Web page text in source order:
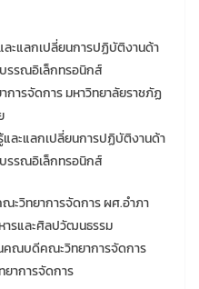
ะแลกเปลี่ยนการปฏิบัติงานด้า
บรรณอิเล็กทรอนิกส์
การจัดการ มหาวิทยาลัยราชภัฏ
ละแลกเปลี่ยนการปฏิบัติงานด้า
บรรณอิเล็กทรอนิกส์
วิทยาการจัดการ ผศ.อำภา
รและศิลปวัฒนธรรม
คณบดีคณะวิทยาการจัดการ
าการจัดการ